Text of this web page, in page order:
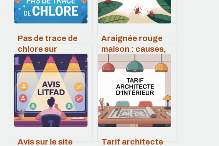
Pas de trace de
chlore sur
bandelette :
comprendre et
agir simplement
Araignée rouge
maison : causes,
dangers et
solutions
efficaces
Avis sur le site
Tarif architecte